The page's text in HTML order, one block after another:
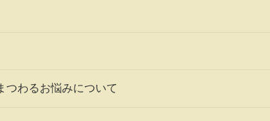
つわるお悩みについて